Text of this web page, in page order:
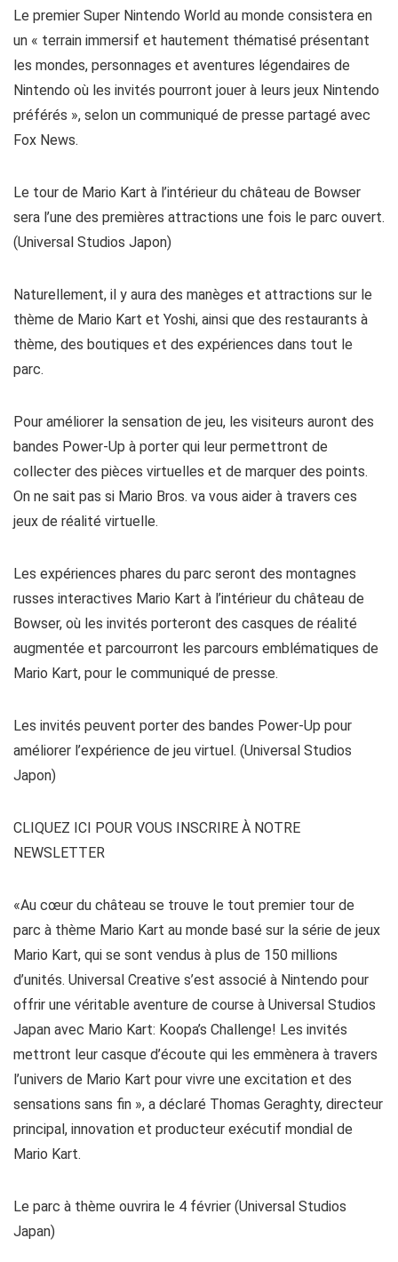
Le premier Super Nintendo World au monde consistera en
un « terrain immersif et hautement thématisé présentant
les mondes, personnages et aventures légendaires de
Nintendo où les invités pourront jouer à leurs jeux Nintendo
préférés », selon un communiqué de presse partagé avec
Fox News.
Le tour de Mario Kart à l’intérieur du château de Bowser
sera l’une des premières attractions une fois le parc ouvert.
(Universal Studios Japon)
Naturellement, il y aura des manèges et attractions sur le
thème de Mario Kart et Yoshi, ainsi que des restaurants à
thème, des boutiques et des expériences dans tout le
parc.
Pour améliorer la sensation de jeu, les visiteurs auront des
bandes Power-Up à porter qui leur permettront de
collecter des pièces virtuelles et de marquer des points.
On ne sait pas si Mario Bros. va vous aider à travers ces
jeux de réalité virtuelle.
Les expériences phares du parc seront des montagnes
russes interactives Mario Kart à l’intérieur du château de
Bowser, où les invités porteront des casques de réalité
augmentée et parcourront les parcours emblématiques de
Mario Kart, pour le communiqué de presse.
Les invités peuvent porter des bandes Power-Up pour
améliorer l’expérience de jeu virtuel. (Universal Studios
Japon)
CLIQUEZ ICI POUR VOUS INSCRIRE À NOTRE
NEWSLETTER
«Au cœur du château se trouve le tout premier tour de
parc à thème Mario Kart au monde basé sur la série de jeux
Mario Kart, qui se sont vendus à plus de 150 millions
d’unités. Universal Creative s’est associé à Nintendo pour
offrir une véritable aventure de course à Universal Studios
Japan avec Mario Kart: Koopa’s Challenge! Les invités
mettront leur casque d’écoute qui les emmènera à travers
l’univers de Mario Kart pour vivre une excitation et des
sensations sans fin », a déclaré Thomas Geraghty, directeur
principal, innovation et producteur exécutif mondial de
Mario Kart.
Le parc à thème ouvrira le 4 février (Universal Studios
Japan)